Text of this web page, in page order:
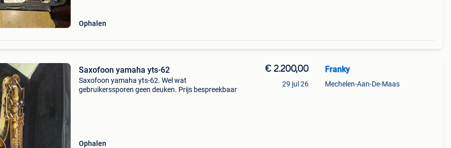
Ophalen
Saxofoon yamaha yts-62
Saxofoon yamaha yts-62. Wel wat
gebruikerssporen geen deuken. Prijs bespreekbaar
Ophalen
€ 2.200,00
29 jul 26
Franky
Mechelen-Aan-De-Maas